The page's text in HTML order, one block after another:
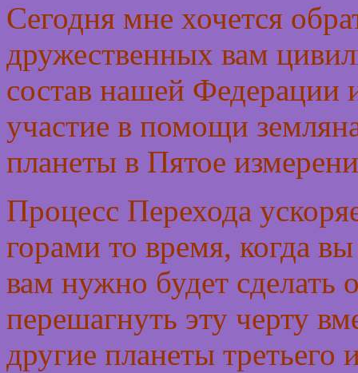
Сегодня мне хочется
дружественных вам
состав нашей Федерации
участие в помощи
планеты в Пятое
Процесс Перехода
горами то время, когда
вам нужно будет сделать
перешагнуть эту черту
другие планеты третьего